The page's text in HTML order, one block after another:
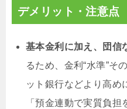
デメリット・注意点
基本金利に加え、団信
るため、金利“水準”そ
ット銀行などより高め
「預金連動で実質負